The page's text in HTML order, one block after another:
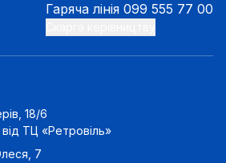
Гаряча лінія 099 555 77 00
18/6
ТЦ «Ретровіль»
7